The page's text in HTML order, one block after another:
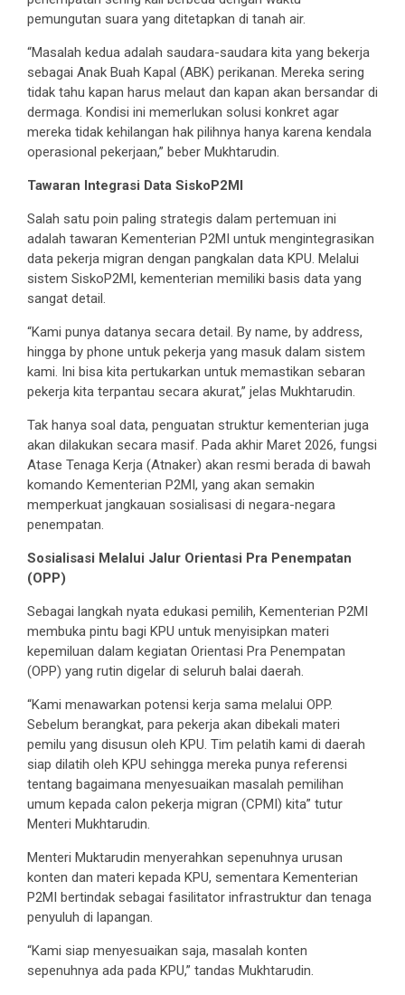
pemungutan suara yang ditetapkan di tanah air.
“Masalah kedua adalah saudara-saudara kita yang bekerja
sebagai Anak Buah Kapal (ABK) perikanan. Mereka sering
tidak tahu kapan harus melaut dan kapan akan bersandar di
dermaga. Kondisi ini memerlukan solusi konkret agar
mereka tidak kehilangan hak pilihnya hanya karena kendala
operasional pekerjaan,” beber Mukhtarudin.
Tawaran Integrasi Data SiskoP2MI
Salah satu poin paling strategis dalam pertemuan ini
adalah tawaran Kementerian P2MI untuk mengintegrasikan
data pekerja migran dengan pangkalan data KPU. Melalui
sistem SiskoP2MI, kementerian memiliki basis data yang
sangat detail.
“Kami punya datanya secara detail. By name, by address,
hingga by phone untuk pekerja yang masuk dalam sistem
kami. Ini bisa kita pertukarkan untuk memastikan sebaran
pekerja kita terpantau secara akurat,” jelas Mukhtarudin.
Tak hanya soal data, penguatan struktur kementerian juga
akan dilakukan secara masif. Pada akhir Maret 2026, fungsi
Atase Tenaga Kerja (Atnaker) akan resmi berada di bawah
komando Kementerian P2MI, yang akan semakin
memperkuat jangkauan sosialisasi di negara-negara
penempatan.
Sosialisasi Melalui Jalur Orientasi Pra Penempatan
(OPP)
Sebagai langkah nyata edukasi pemilih, Kementerian P2MI
membuka pintu bagi KPU untuk menyisipkan materi
kepemiluan dalam kegiatan Orientasi Pra Penempatan
(OPP) yang rutin digelar di seluruh balai daerah.
“Kami menawarkan potensi kerja sama melalui OPP.
Sebelum berangkat, para pekerja akan dibekali materi
pemilu yang disusun oleh KPU. Tim pelatih kami di daerah
siap dilatih oleh KPU sehingga mereka punya referensi
tentang bagaimana menyesuaikan masalah pemilihan
umum kepada calon pekerja migran (CPMI) kita” tutur
Menteri Mukhtarudin.
Menteri Muktarudin menyerahkan sepenuhnya urusan
konten dan materi kepada KPU, sementara Kementerian
P2MI bertindak sebagai fasilitator infrastruktur dan tenaga
penyuluh di lapangan.
“Kami siap menyesuaikan saja, masalah konten
sepenuhnya ada pada KPU,” tandas Mukhtarudin.